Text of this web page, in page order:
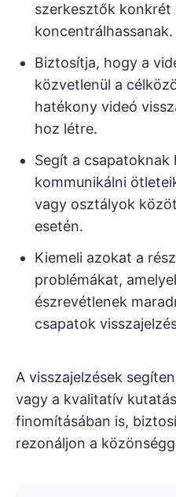
szerkesztők
koncentrálhassanak.
Biztosítja, hogy a
közvetlenül a
hatékony videó
hoz létre.
Segít a csapatoknak
kommunikálni
vagy osztályok
esetén.
Kiemeli azokat a
problémákat,
észrevétlenek
csapatok
A visszajelzések
vagy a kvalitatív
finomításában is,
rezonáljon a